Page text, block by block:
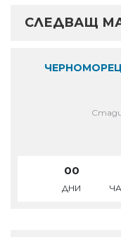
СЛЕДВАЩ
ЧЕРНОМОРЕЦ
00
ДНИ